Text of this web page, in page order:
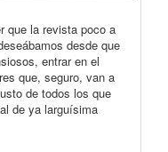
que la revista poco a
desde que
entrar en el
que, seguro, van a
de todos los que
de ya larguísima